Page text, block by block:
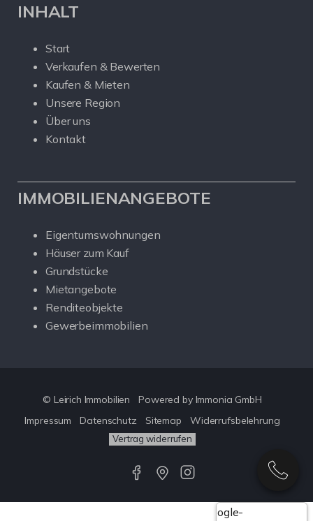
INHALT
Start
Verkaufen & Bewerten
Kaufen & Mieten
Unsere Region
Über uns
Kontakt
IMMOBILIENANGEBOTE
Eigentumswohnungen
Häuser zum Kauf
Grundstücke
Mietangebote
Renditeobjekte
Gewerbeimmobilien
© Leirich Immobilien
Powered by Immonia GmbH
Impressum
Datenschutz Sitemap Widerrufsbelehrung
Vertrag widerrufen
Google-